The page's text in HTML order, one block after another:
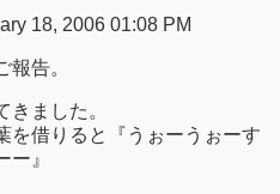
18, 2006 01:08 PM
告。
ました。
を借りると『うぉーうぉーす
』